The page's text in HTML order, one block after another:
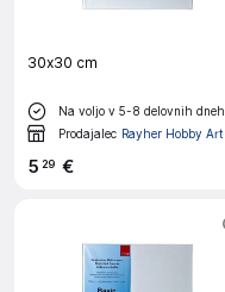
30x30 cm
Na voljo v 5-8 delovnih dneh
Prodajalec Rayher Hobby Art
5 29 €